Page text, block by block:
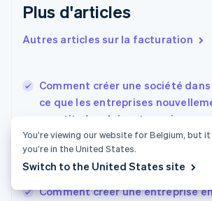
Plus d'articles
Autres articles sur la facturation
Comment créer une société
ce que les entreprises
constituées doivent savoir
Comment constituer une société
Nord et ce que coûte réellement
d’une société
Comment créer une entreprise
English
Espagne
États-Unis
EnglishEspañol简体中文
Finlande
EnglishSvenska
France
Français English
English
You’re viewing our website for Belgium, but
you’re in the United States.
Switch to the United States site